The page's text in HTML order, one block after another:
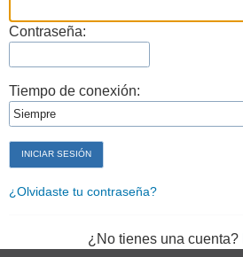
Contraseña:
Tiempo de conexión:
¿Olvidaste tu contraseña?
¿No tienes una cuenta?